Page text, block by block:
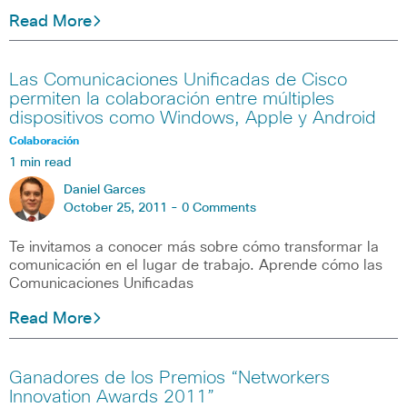
Read More
Las Comunicaciones Unificadas de Cisco
permiten la colaboración entre múltiples
dispositivos como Windows, Apple y Android
Colaboración
1 min read
Daniel Garces
October 25, 2011 - 0 Comments
Te invitamos a conocer más sobre cómo transformar la
comunicación en el lugar de trabajo. Aprende cómo las
Comunicaciones Unificadas
Read More
Ganadores de los Premios “Networkers
Innovation Awards 2011”